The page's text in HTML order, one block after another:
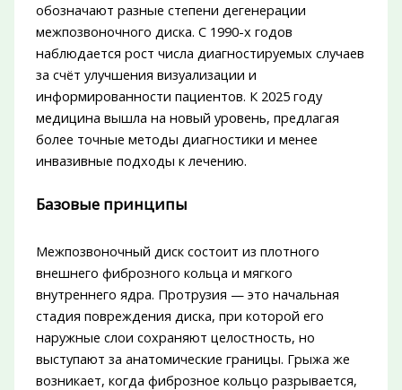
обозначают разные степени дегенерации
межпозвоночного диска. С 1990-х годов
наблюдается рост числа диагностируемых случаев
за счёт улучшения визуализации и
информированности пациентов. К 2025 году
медицина вышла на новый уровень, предлагая
более точные методы диагностики и менее
инвазивные подходы к лечению.
Базовые принципы
Межпозвоночный диск состоит из плотного
внешнего фиброзного кольца и мягкого
внутреннего ядра. Протрузия — это начальная
стадия повреждения диска, при которой его
наружные слои сохраняют целостность, но
выступают за анатомические границы. Грыжа же
возникает, когда фиброзное кольцо разрывается,